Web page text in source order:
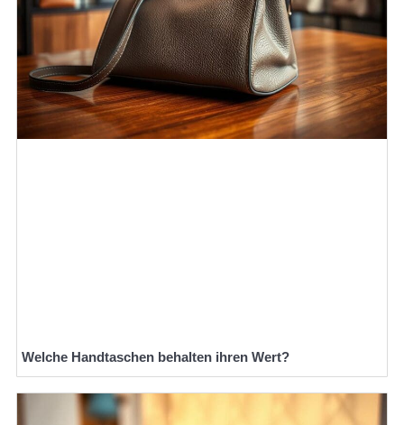
Welche Handtaschen behalten ihren Wert?